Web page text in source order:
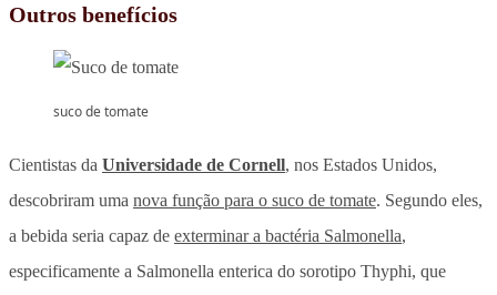
Outros benefícios
suco de tomate
Cientistas da Universidade de Cornell, nos Estados Unidos,
descobriram uma nova função para o suco de tomate. Segundo eles,
a bebida seria capaz de exterminar a bactéria Salmonella,
especificamente a Salmonella enterica do sorotipo Thyphi, que